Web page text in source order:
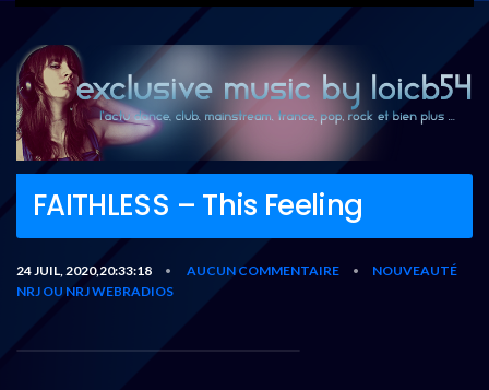
FAITHLESS – This Feeling
24 JUIL, 2020,20:33:18 • AUCUN COMMENTAIRE •
NOUVEAUTÉ
NRJ OU NRJ WEBRADIOS